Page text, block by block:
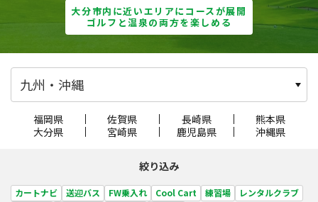
大分市内に近いエリアにコースが展開
ゴルフと温泉の両方を楽しめる
九州・沖縄
福岡県 佐賀県 長崎県
熊本県
大分県
宮崎県 鹿児島県 沖縄県
絞り込み
カートナビ 送迎バス FW乗入れ Cool Cart 練習場
レンタルクラブ